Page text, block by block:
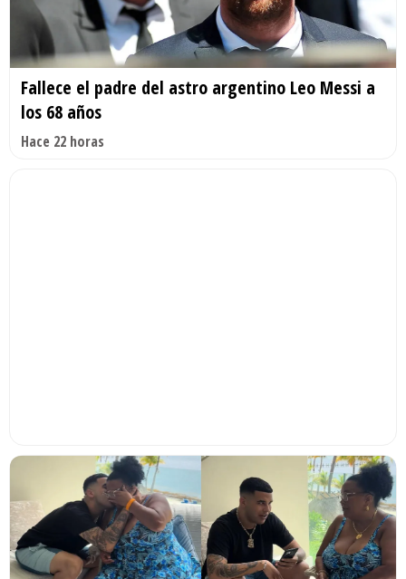
Fallece el padre del astro argentino Leo Messi a
los 68 años
Hace 22 horas